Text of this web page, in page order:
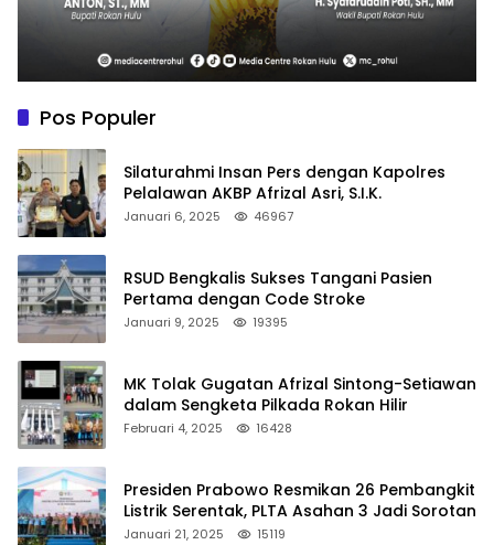
Pos Populer
Silaturahmi Insan Pers dengan Kapolres
Pelalawan AKBP Afrizal Asri, S.I.K.
Januari 6, 2025 46967
RSUD Bengkalis Sukses Tangani Pasien
Pertama dengan Code Stroke
Januari 9, 2025 19395
MK Tolak Gugatan Afrizal Sintong-Setiawan
dalam Sengketa Pilkada Rokan Hilir
Februari 4, 2025 16428
Presiden Prabowo Resmikan 26 Pembangkit
Listrik Serentak, PLTA Asahan 3 Jadi Sorotan
Januari 21, 2025 15119